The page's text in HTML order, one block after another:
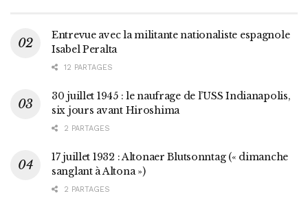
Entrevue avec la militante nationaliste espagnole
Isabel Peralta
12 PARTAGES
30 juillet 1945 : le naufrage de l’USS Indianapolis,
six jours avant Hiroshima
2 PARTAGES
17 juillet 1932 : Altonaer Blutsonntag (« dimanche
sanglant à Altona »)
2 PARTAGES